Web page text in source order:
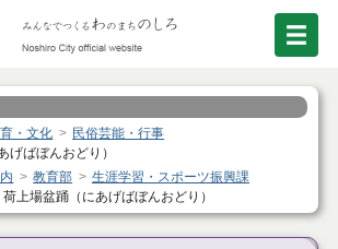
・文化
民俗芸能・行事
げばぼんおどり）
教育部
生涯学習・スポーツ振興課
荷上場盆踊（にあげばぼんおどり）